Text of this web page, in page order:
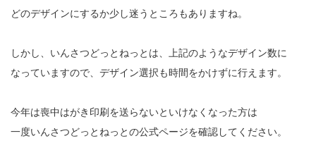
どのデザインにするか少し迷うところもありますね。
しかし、いんさつどっとねっとは、上記のようなデザイン数に
なっていますので、デザイン選択も時間をかけずに行えます。
今年は喪中はがき印刷を送らないといけなくなった方は
一度いんさつどっとねっとの公式ページを確認してください。